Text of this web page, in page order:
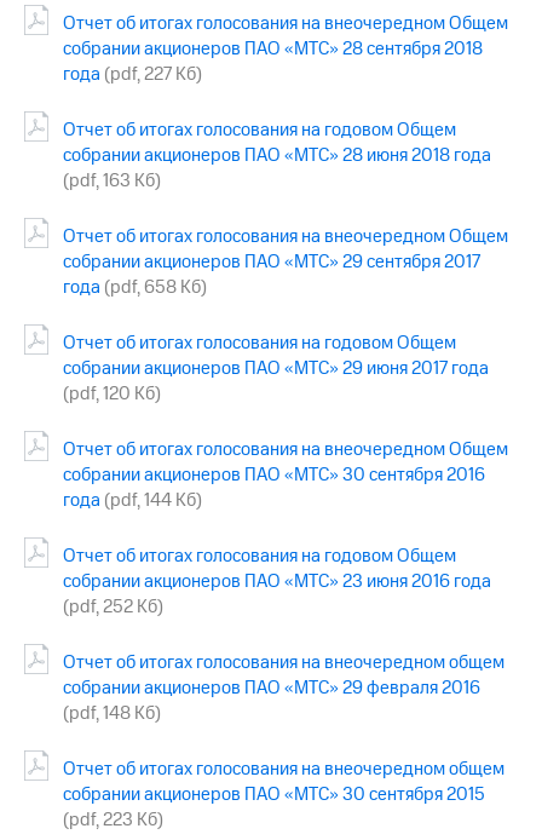
Регистратор
Реквизиты
Контакты
развитие
этика
На главную
Отчет об итогах голосования на внеочередном Общем
собрании акционеров ПАО «МТС» 28 сентября 2018
года (pdf, 227 Кб)
Отчет об итогах голосования на годовом Общем
собрании акционеров ПАО «МТС» 28 июня 2018 года
(pdf, 163 Кб)
Отчет об итогах голосования на внеочередном Общем
собрании акционеров ПАО «МТС» 29 сентября 2017
года (pdf, 658 Кб)
Отчет об итогах голосования на годовом Общем
собрании акционеров ПАО «МТС» 29 июня 2017 года
(pdf, 120 Кб)
Отчет об итогах голосования на внеочередном Общем
собрании акционеров ПАО «МТС» 30 сентября 2016
года (pdf, 144 Кб)
Отчет об итогах голосования на годовом Общем
собрании акционеров ПАО «МТС» 23 июня 2016 года
(pdf, 252 Кб)
Отчет об итогах голосования на внеочередном общем
собрании акционеров ПАО «МТС» 29 февраля 2016
(pdf, 148 Кб)
Отчет об итогах голосования на внеочередном общем
собрании акционеров ПАО «МТС» 30 сентября 2015
(pdf, 223 Кб)